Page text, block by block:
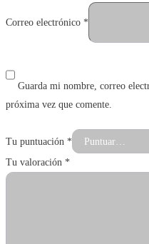
Correo electrónico *
Guarda mi nombre, correo
próxima vez que comente.
Tu puntuación *
Tu valoración *